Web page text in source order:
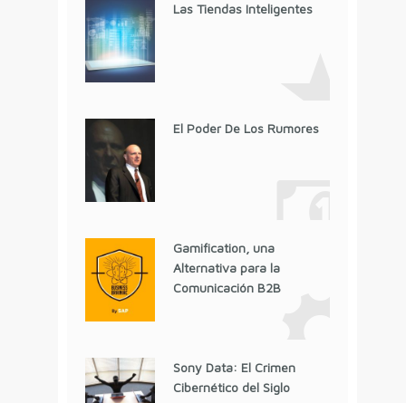
Las Tiendas Inteligentes
El Poder De Los Rumores
Gamification, una
Alternativa para la
Comunicación B2B
Sony Data: El Crimen
Cibernético del Siglo